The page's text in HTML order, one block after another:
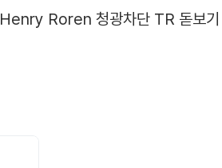
Henry Roren 청광차단 TR 돋보